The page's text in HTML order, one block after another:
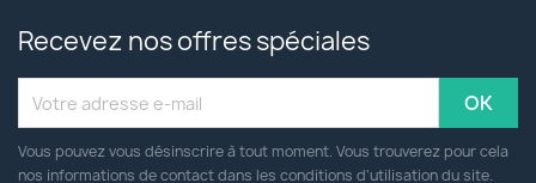
Recevez nos offres spéciales
Vous pouvez vous désinscrire à tout moment. Vous trouverez pour cela
nos informations de contact dans les conditions d'utilisation du site.